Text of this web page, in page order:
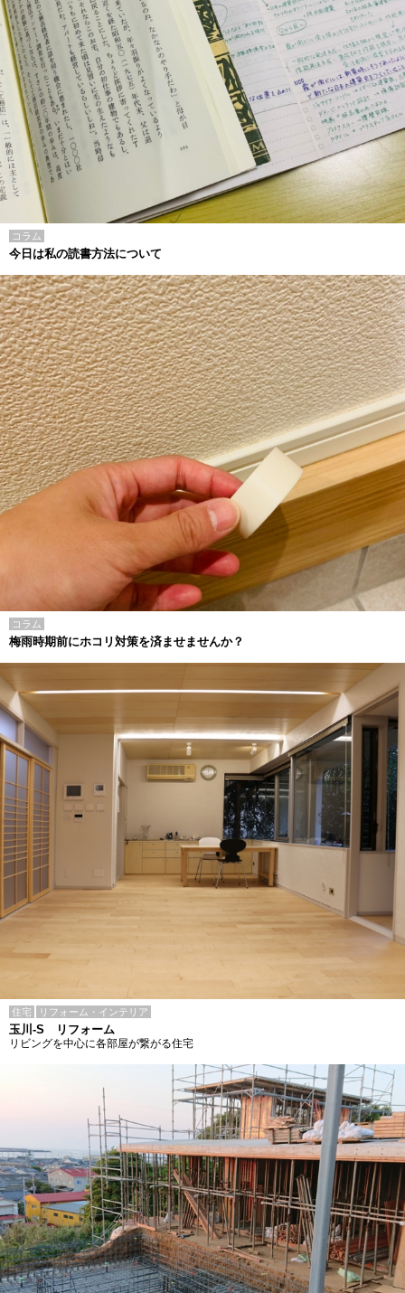
コラム
今日は私の読書方法について
コラム
梅雨時期前にホコリ対策を済ませませんか？
住宅 リフォーム・インテリア
玉川-S リフォーム
リビングを中心に各部屋が繋がる住宅